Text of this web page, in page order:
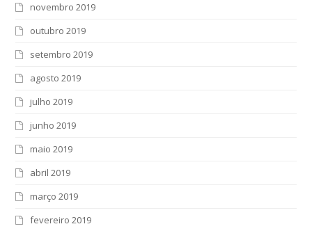
novembro 2019
outubro 2019
setembro 2019
agosto 2019
julho 2019
junho 2019
maio 2019
abril 2019
março 2019
fevereiro 2019